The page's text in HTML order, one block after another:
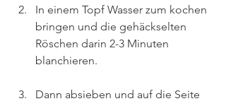
In einem Topf Wasser zum kochen
bringen und die gehäckselten
Röschen darin 2-3 Minuten
blanchieren.
Dann absieben und auf die Seite